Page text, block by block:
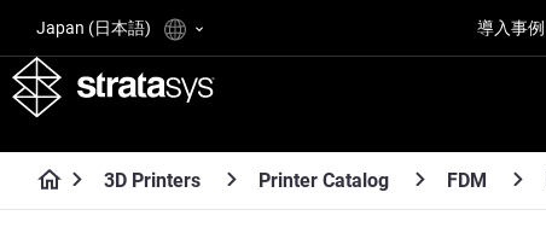
Japan (日本語) 導入事
3D Printers Printer Catalog FDM